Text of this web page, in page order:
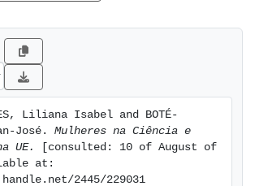
Liliana Isabel and BOTÉ-
José. Mulheres na Ciência e
UE.
[consulted: 10 of August of
at:
2445/229031